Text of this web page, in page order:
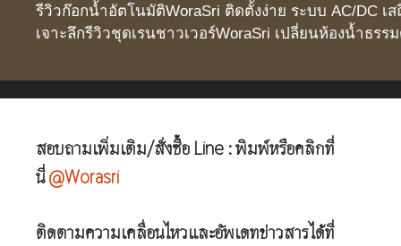
รีวิวก๊อกน้ำอัตโนมัติWoraSri ติดตั้งง่าย ระบบ AC/DC เ
เจาะลึกรีวิวชุดเรนชาวเวอร์WoraSri เปลี่ยนห้องน้ำธรร
สอบถามเพิ่มเติม/สั่งซื้อ Line : พิมพ์หรือคลิกที่
นี่@Worasri
ติดตามความเคลื่อนไหวและอัพเดทข่าวสารได้ที่